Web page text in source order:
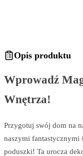
Opis produktu
Wprowadź
Wnętrza!
Przygotuj swój dom na
naszymi fantastycznymi
poduszki! Ta urocza